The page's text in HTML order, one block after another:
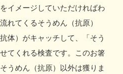
イメージしていただければわ
れてくるそうめん（抗原）
体）がキャッチして、「そう
てくれる検査です。このお箸
うめん（抗原）以外は獲りま